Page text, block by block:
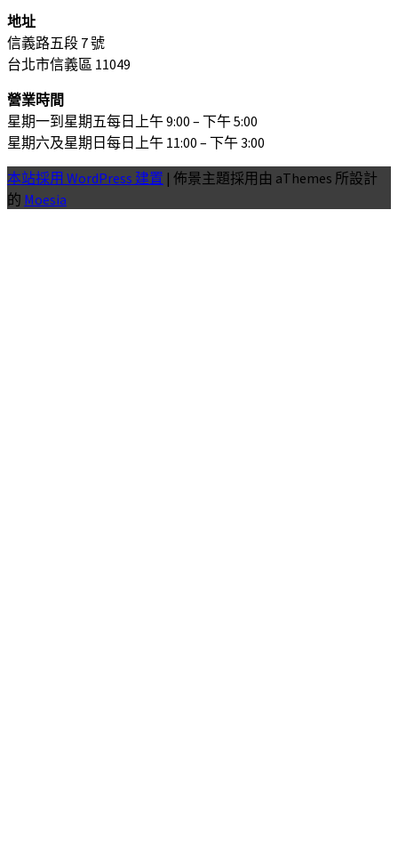
地址
信義路五段 7 號
台北市信義區 11049
營業時間
星期一到星期五每日上午 9:00 – 下午 5:00
星期六及星期日每日上午 11:00 – 下午 3:00
本站採用 WordPress 建置 | 佈景主題採用由 aThemes 所設計
的 Moesia